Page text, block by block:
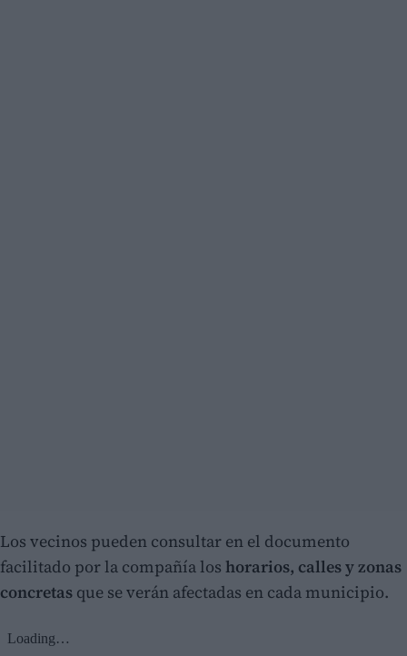
Los vecinos pueden consultar en el documento
facilitado por la compañía los horarios, calles y zonas
concretas que se verán afectadas en cada municipio.